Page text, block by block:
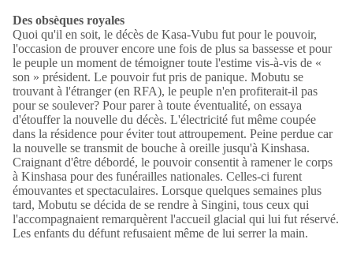
Des obsèques royales
Quoi qu'il en soit, le décès de Kasa-Vubu fut pour le pouvoir,
l'occasion de prouver encore une fois de plus sa bassesse et pour
le peuple un moment de témoigner toute l'estime vis-à-vis de «
son » président. Le pouvoir fut pris de panique. Mobutu se
trouvant à l'étranger (en RFA), le peuple n'en profiterait-il pas
pour se soulever? Pour parer à toute éventualité, on essaya
d'étouffer la nouvelle du décès. L'électricité fut même coupée
dans la résidence pour éviter tout attroupement. Peine perdue car
la nouvelle se transmit de bouche à oreille jusqu'à Kinshasa.
Craignant d'être débordé, le pouvoir consentit à ramener le corps
à Kinshasa pour des funérailles nationales. Celles-ci furent
émouvantes et spectaculaires. Lorsque quelques semaines plus
tard, Mobutu se décida de se rendre à Singini, tous ceux qui
l'accompagnaient remarquèrent l'accueil glacial qui lui fut réservé.
Les enfants du défunt refusaient même de lui serrer la main.